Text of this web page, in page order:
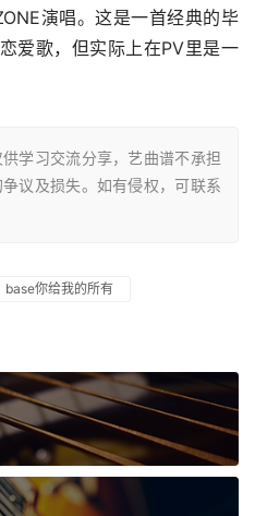
演唱。这是一首经典的毕
爱歌，但实际上在PV里是一
学习交流分享，艺曲谱不承担
议及损失。如有侵权，可联系
base你给我的所有